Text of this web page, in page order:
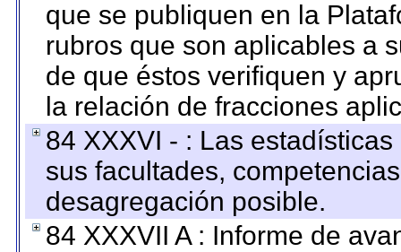
que se publiquen en la
rubros que son aplicables a
de que éstos verifiquen y
la relación de fracciones
84 XXXVI - : Las
sus facultades,
desagregación posible.
84 XXXVII A : Informe de